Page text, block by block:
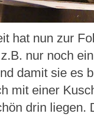
hat nun zur
nur noch
damit sie es
mit einer
drin liegen.